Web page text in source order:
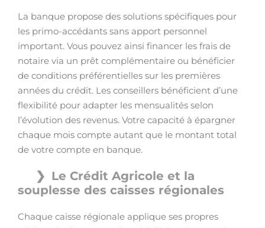
La banque propose des solutions spécifiques pour
les primo-accédants sans apport personnel
important. Vous pouvez ainsi financer les frais de
notaire via un prêt complémentaire ou bénéficier
de conditions préférentielles sur les premières
années du crédit. Les conseillers bénéficient d’une
flexibilité pour adapter les mensualités selon
l’évolution des revenus. Votre capacité à épargner
chaque mois compte autant que le montant total
de votre compte en banque.
Le Crédit Agricole et la
souplesse des caisses régionales
Chaque caisse régionale applique ses propres